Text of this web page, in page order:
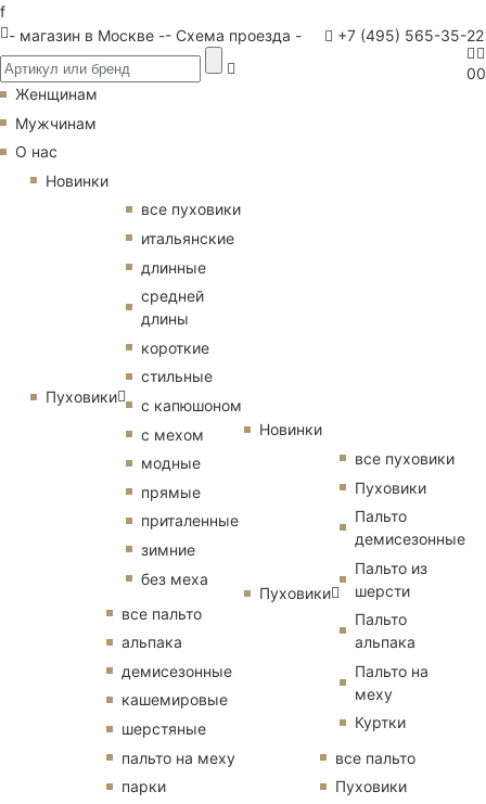
f
- магазин в Москве -- Схема проезда - +7 (495) 565-35-22
00
Женщинам
Мужчинам
О нас
Новинки
Пуховики
все пуховики
итальянские
длинные
средней
длины
короткие
стильные
с капюшоном
с мехом
модные
прямые
приталенные
зимние
без меха
все пальто
альпака
демисезонные
кашемировые
шерстяные
пальто на меху
парки
Новинки
Пуховики
все пуховики
Пуховики
Пальто
демисезонные
Пальто из
шерсти
Пальто
альпака
Пальто на
меху
Куртки
все пальто
Пуховики